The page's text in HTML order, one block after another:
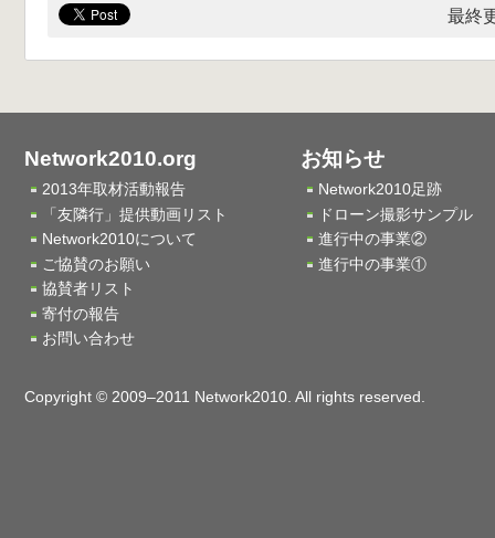
最終
Network2010.org
2013年取材活動報告
「友隣行」提供動画リスト
Network2010について
ご協賛のお願い
協賛者リスト
寄付の報告
お問い合わせ
お知らせ
Network2010足跡
ドローン撮影サンプル
進行中の事業②
進行中の事業①
Copyright © 2009–2011 Network2010. All rights reserved.